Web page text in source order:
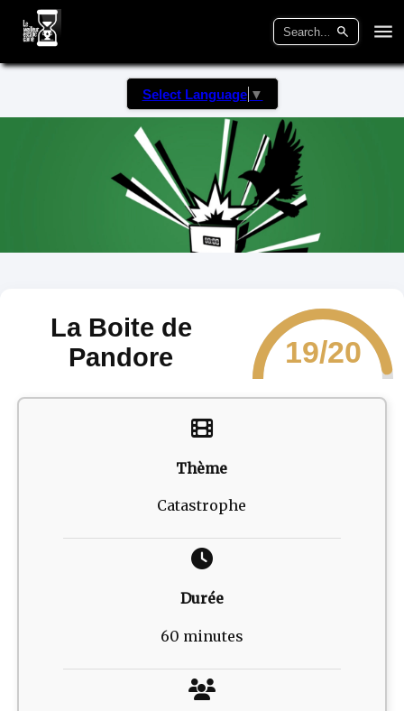
Select Language ▼
La Boite de
Pandore
19/20
Thème
Catastrophe
Durée
60 minutes